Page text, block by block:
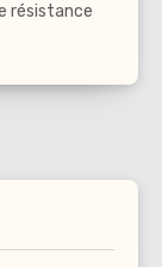
résistance